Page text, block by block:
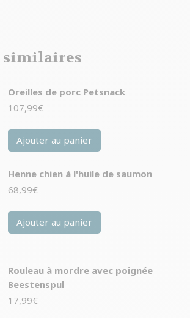
similaires
Oreilles de porc Petsnack
107,99€
Ajouter au panier
Henne chien à l'huile de saumon
68,99€
Ajouter au panier
Rouleau à mordre avec poignée
Beestenspul
17,99€